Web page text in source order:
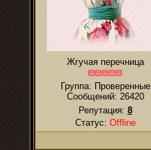
Жгучая перечница
Группа: Проверенные
Сообщений: 26420
Репутация: 8
Статус: Offline